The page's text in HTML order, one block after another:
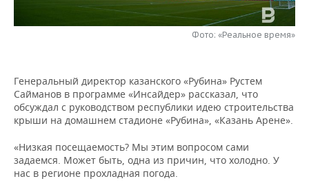
НЕФТЕХИМИЯ
ЭНЕРГЕТИКА
РОЗНИЧНАЯ ТОРГОВЛЯ
УСЛУГИ
НОВОСТИ ТЕХНОЛОГИЙ
МЕДИА
ТЕЛЕКОММУНИКАЦИИ
МЕРОПРИЯТИЯ
ВЫЕЗДНАЯ РЕДАКЦИЯ
БИЗНЕС-БРАНЧИ
ONLINE-КОНФЕРЕНЦИИ
НОВОСТИ СПОРТА
ФУТБОЛ
ХОККЕЙ
ОБЩЕСТВО
НОВОСТИ ОБЩЕСТВА
ВЛАСТЬ
ФОТОГАЛЕРЕЯ
СЮЖЕТЫ
Фото: «Реальное время»
Генеральный директор казанского «Рубина» Рустем
Сайманов в программе «Инсайдер» рассказал, что
обсуждал с руководством республики идею строительства
крыши на домашнем стадионе «Рубина», «Казань Арене».
«Низкая посещаемость? Мы этим вопросом сами
задаемся. Может быть, одна из причин, что холодно. У
нас в регионе прохладная погода.